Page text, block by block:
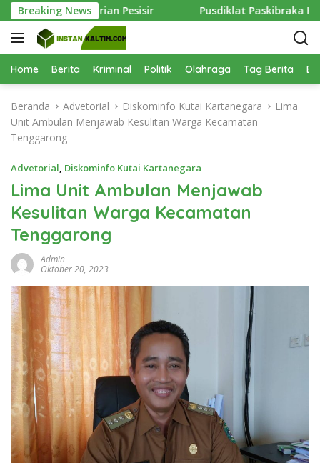
a
g
u
Breaking News
Pelestarian Pesisir Pusdiklat Paskibraka Kutim
Home Berita Kriminal Politik Olahraga Tag Berita
Beranda Advetorial Diskominfo Kutai Kartanegara
Lima
Unit Ambulan Menjawab Kesulitan Warga Kecamatan
Tenggarong
Advetorial, Diskominfo Kutai Kartanegara
Lima Unit Ambulan Menjawab
Kesulitan Warga Kecamatan
Tenggarong
Admin
Oktober 20, 2023